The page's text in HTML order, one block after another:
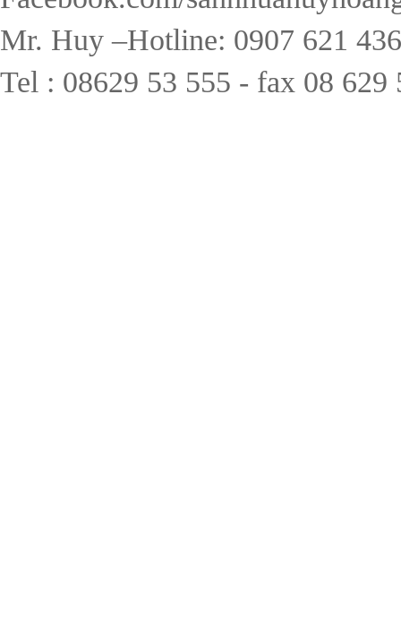
Mr. Huy –Hotline: 0907 621 436
Tel : 08629 53 555 - fax 08 629